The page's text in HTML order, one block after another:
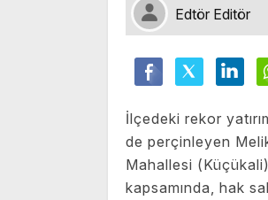
Edtör Editör
İlçedeki rekor
de perçinleyen
Mahallesi
kapsamında, hak